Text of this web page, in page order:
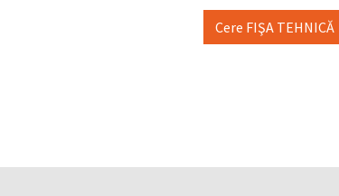
Cere FIŞA TEHNICĂ